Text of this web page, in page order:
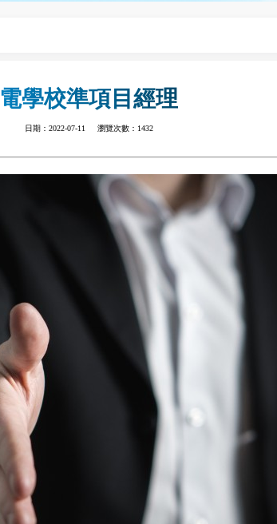
電學校準項目經理
日期：2022-07-11 瀏覽次數：1432